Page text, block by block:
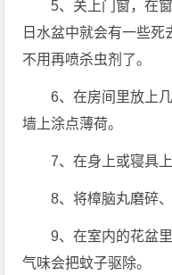
5、关上门窗，在
日水盆中就会有一些死
不用再喷杀虫剂了。
6、在房间里放上
墙上涂点薄荷。
7、在身上或寝具
8、将樟脑丸磨碎
9、在室内的花盆
气味会把蚊子驱除。